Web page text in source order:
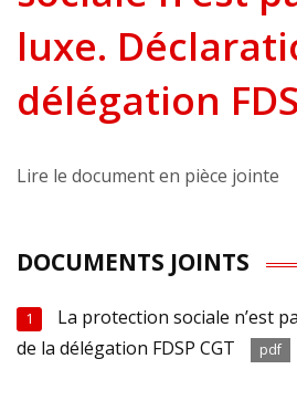
luxe.
délégation
Lire le document en pièce jointe
DOCUMENTS JOINTS
1
La protection sociale n’est
de la délégation FDSP CGT
pdf